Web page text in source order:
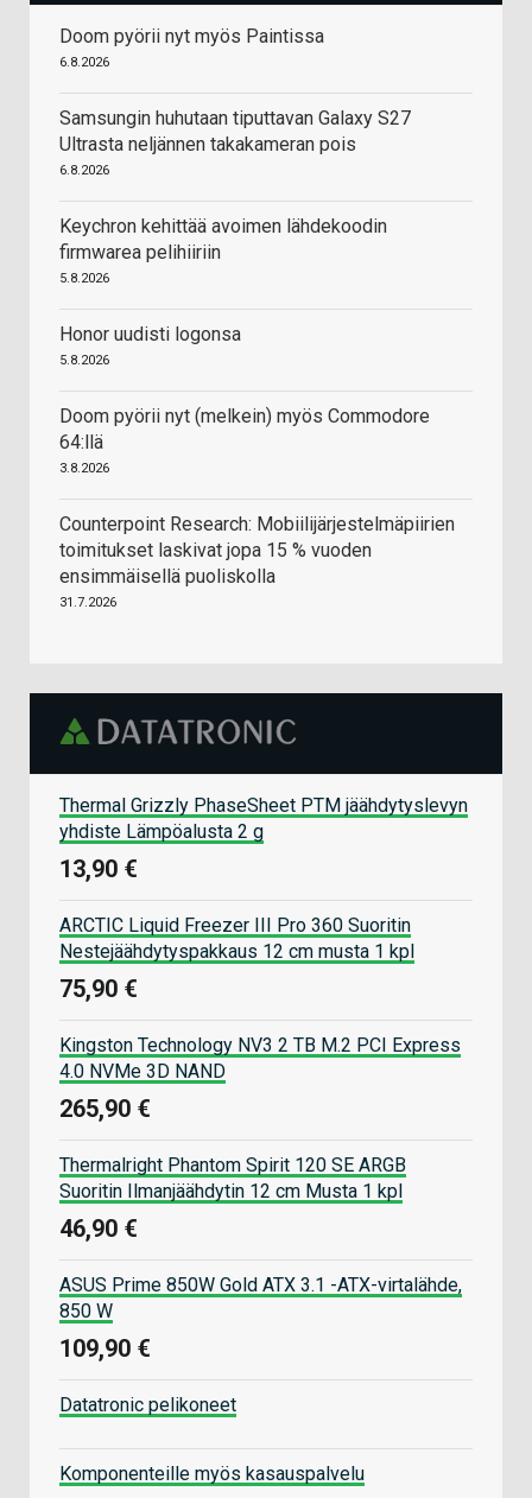
Doom pyörii nyt myös Paintissa
6.8.2026
Samsungin huhutaan tiputtavan Galaxy S27
Ultrasta neljännen takakameran pois
6.8.2026
Keychron kehittää avoimen lähdekoodin
firmwarea pelihiiriin
5.8.2026
Honor uudisti logonsa
5.8.2026
Doom pyörii nyt (melkein) myös Commodore
64:llä
3.8.2026
Counterpoint Research: Mobiilijärjestelmäpiirien
toimitukset laskivat jopa 15 % vuoden
ensimmäisellä puoliskolla
31.7.2026
Thermal Grizzly PhaseSheet PTM jäähdytyslevyn
yhdiste Lämpöalusta 2 g
13,90 €
ARCTIC Liquid Freezer III Pro 360 Suoritin
Nestejäähdytyspakkaus 12 cm musta 1 kpl
75,90 €
Kingston Technology NV3 2 TB M.2 PCI Express
4.0 NVMe 3D NAND
265,90 €
Thermalright Phantom Spirit 120 SE ARGB
Suoritin Ilmanjäähdytin 12 cm Musta 1 kpl
46,90 €
ASUS Prime 850W Gold ATX 3.1 -ATX-virtalähde,
850 W
109,90 €
Datatronic pelikoneet
Komponenteille myös kasauspalvelu